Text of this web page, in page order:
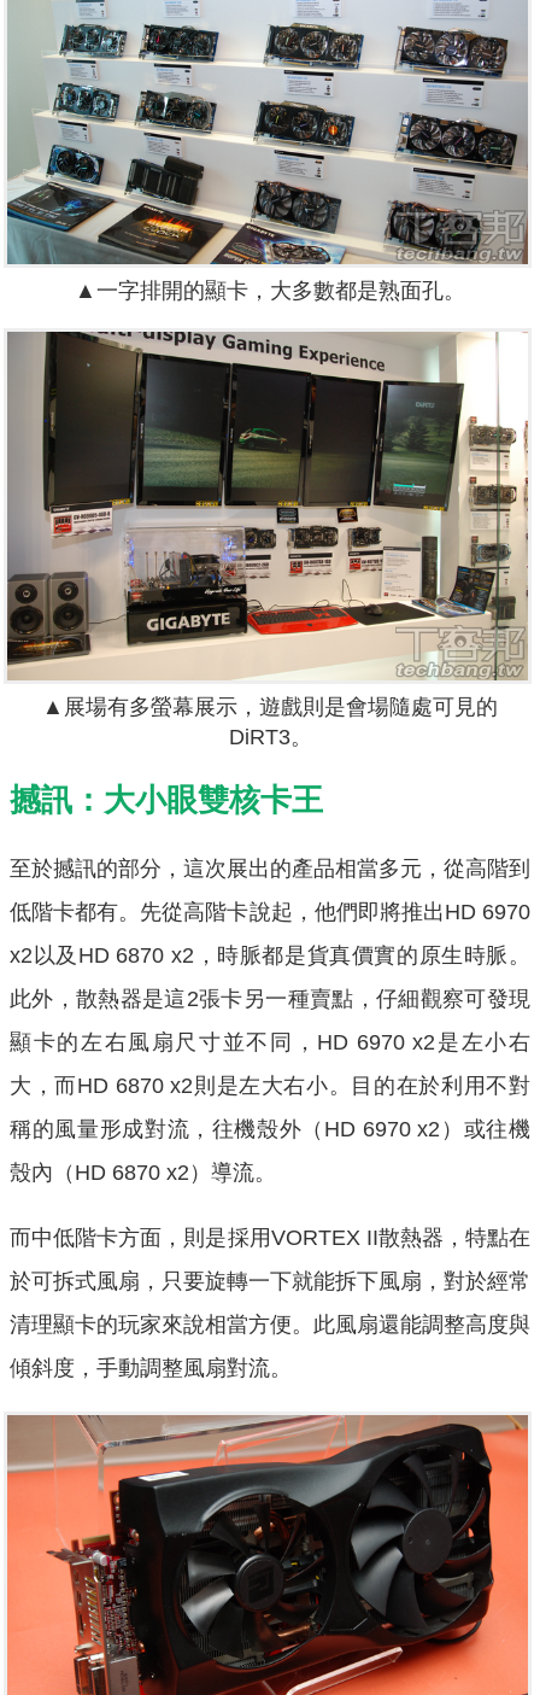
▲一字排開的顯卡，大多數都是熟面孔。
▲展場有多螢幕展示，遊戲則是會場隨處可見的
DiRT3。
撼訊：大小眼雙核卡王
至於撼訊的部分，這次展出的產品相當多元，從高階到
低階卡都有。先從高階卡說起，他們即將推出HD 6970
x2以及HD 6870 x2，時脈都是貨真價實的原生時脈。
此外，散熱器是這2張卡另一種賣點，仔細觀察可發現
顯卡的左右風扇尺寸並不同，HD 6970 x2是左小右
大，而HD 6870 x2則是左大右小。目的在於利用不對
稱的風量形成對流，往機殼外（HD 6970 x2）或往機
殼內（HD 6870 x2）導流。
而中低階卡方面，則是採用VORTEX II散熱器，特點在
於可拆式風扇，只要旋轉一下就能拆下風扇，對於經常
清理顯卡的玩家來說相當方便。此風扇還能調整高度與
傾斜度，手動調整風扇對流。